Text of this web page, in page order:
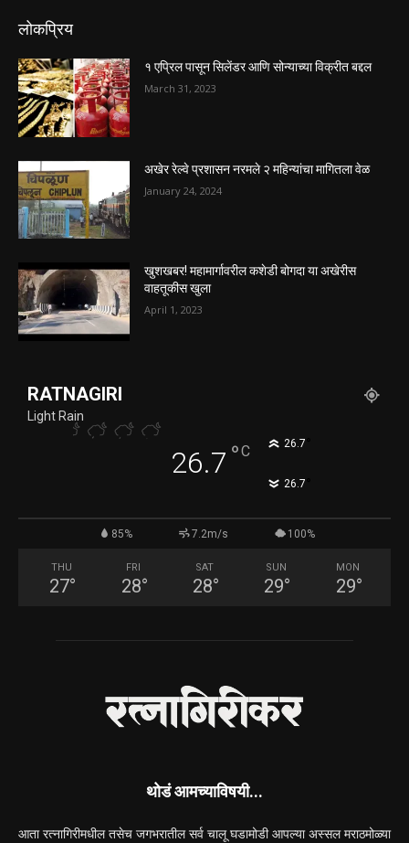
लोकप्रिय
१ एप्रिल पासून सिलेंडर आणि सोन्याच्या विक्रीत बद्दल
March 31, 2023
अखेर रेल्वे प्रशासन नरमले २ महिन्यांचा मागितला वेळ
January 24, 2024
खुशखबर! महामार्गावरील कशेडी बोगदा या अखेरीस
वाहतूकीस खुला
April 1, 2023
RATNAGIRI
Light Rain
26.7 °C 26.7
26.7
85% 7.2m/s 100%
THU
27°
FRI
28°
SAT
28°
SUN
29°
MON
29°
थोडं आमच्याविषयी...
आता रत्नागिरीमधील तसेच जगभरातील सर्व चालू घडामोडी आपल्या अस्सल मराठमोळ्या